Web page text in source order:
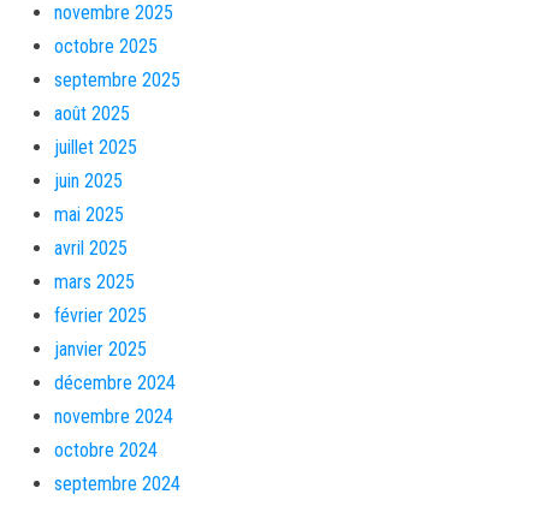
novembre 2025
octobre 2025
septembre 2025
août 2025
juillet 2025
juin 2025
mai 2025
avril 2025
mars 2025
février 2025
janvier 2025
décembre 2024
novembre 2024
octobre 2024
septembre 2024